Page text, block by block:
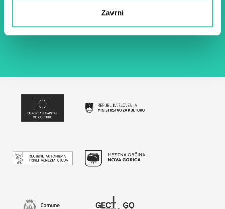
Zavrni
Z uporabo tega obrazca potrjujem, da sem
namen pošiljanja novic.Pravilnik o zasebnosti